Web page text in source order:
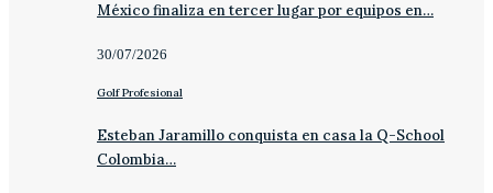
México finaliza en tercer lugar por equipos en…
30/07/2026
Golf Profesional
Esteban Jaramillo conquista en casa la Q-School
Colombia…